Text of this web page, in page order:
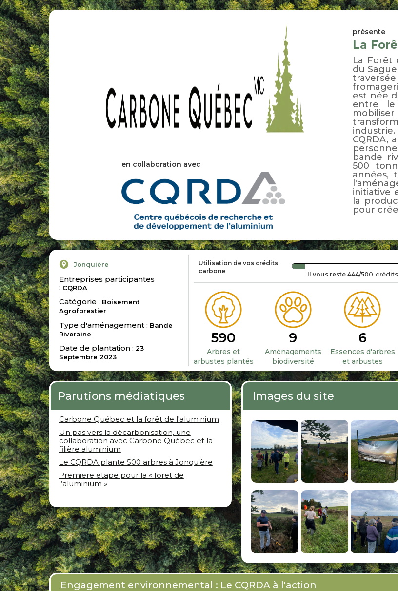
en collaboration avec
présente
La
La Forêt
du
est née
entre le
CQRDA,
bande
500
années,
initiative
la
pour
Jonquière
Entreprises participantes
: CQRDA
Catégorie : Boisement
Agroforestier
Type d'aménagement : Bande
Riveraine
Date de plantation : 23
Septembre 2023
Utilisation de vos crédits
carbone
Il vous reste 444/500
590
Arbres et
arbustes plantés
9
Aménagements
biodiversité
6
Essences d'arbres
et arbustes
Parutions médiatiques
Carbone Québec et la forêt de l'aluminium
Un pas vers la décarbonisation, une
collaboration avec Carbone Québec et la
filière aluminium
Le CQRDA plante 500 arbres à Jonquière
Première étape pour la « forêt de
l’aluminium »
Images du site
Engagement environnemental : Le CQRDA à l'action